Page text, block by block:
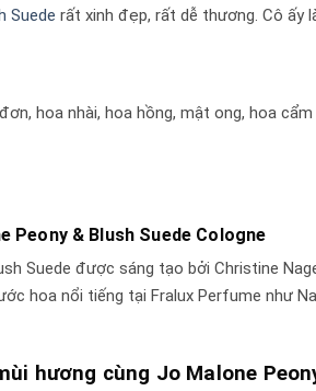
Suede rất xinh đẹp, rất dễ thương. Cô ấy
hoa nhài, hoa hồng, mật ong, hoa
Peony & Blush Suede Cologne
Suede được sáng tạo bởi Christine
hoa nổi tiếng tại Fralux Perfume như
hương cùng Jo Malone